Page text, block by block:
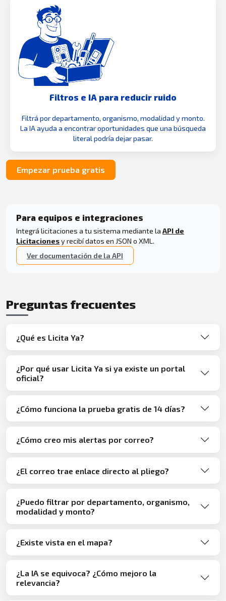
Filtros e IA para reducir ruido
Filtrá por departamento, organismo, modalidad y monto.
La IA ayuda a encontrar oportunidades que una búsqueda
literal podría dejar pasar.
Empezar prueba gratis
Para equipos e integraciones
Integrá licitaciones a tu sistema mediante la API de
Licitacionesy recibí datos en JSON o XML.
Ver documentación de la API
Preguntas frecuentes
¿Qué es Licita Ya?
¿Por qué usar Licita Ya si ya existe un portal
oficial?
¿Cómo funciona la prueba gratis de 14 días?
¿Cómo creo mis alertas por correo?
¿El correo trae enlace directo al pliego?
¿Puedo filtrar por departamento, organismo,
modalidad y monto?
¿Existe vista en el mapa?
¿La IA se equivoca? ¿Cómo mejoro la
relevancia?